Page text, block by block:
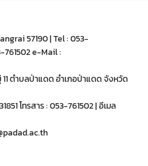
57190 | Tel : 053-
761502 e-Mail :
ตำบลป่าแดด อำเภอป่าแดด จังหวัด
โทรสาร : 053-761502 | อีเมล